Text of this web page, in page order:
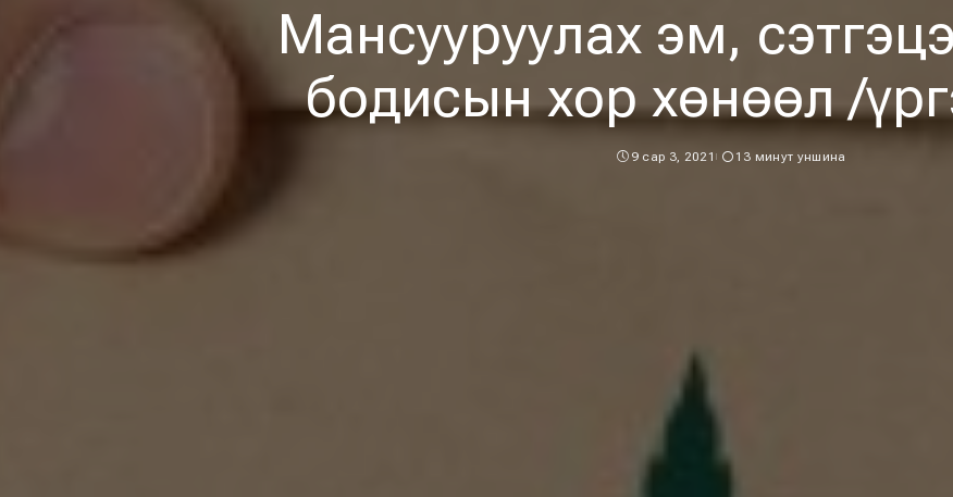
Мансууруулах эм,
бодисын хор хөнөөл /
9 сар 3, 2021 13 минут уншина